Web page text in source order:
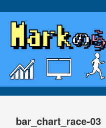
bar_chart_race-03